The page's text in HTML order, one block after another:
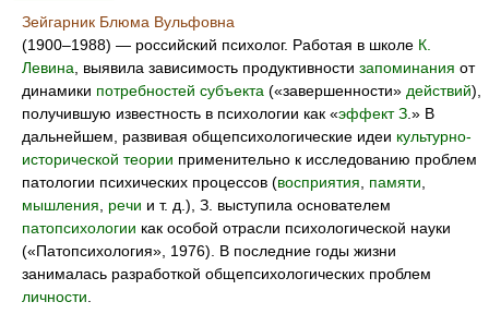
Зейгарник Блюма Вульфовна
(1900–1988) — российский психолог. Работая в школе К.
Левина , выявила зависимость продуктивности запоминания от
динамики потребностей субъекта («завершенности» действий),
получившую известность в психологии как «эффект З .» В
дальнейшем, развивая общепсихологические идеи культурно-
исторической теории применительно к исследованию проблем
патологии психических процессов (восприятия памяти
мышления
речи и т. д.), З. выступила основателем
патопсихологии как особой отрасли психологической науки
(«Патопсихология», 1976). В последние годы жизни
занималась разработкой общепсихологических проблем
личности